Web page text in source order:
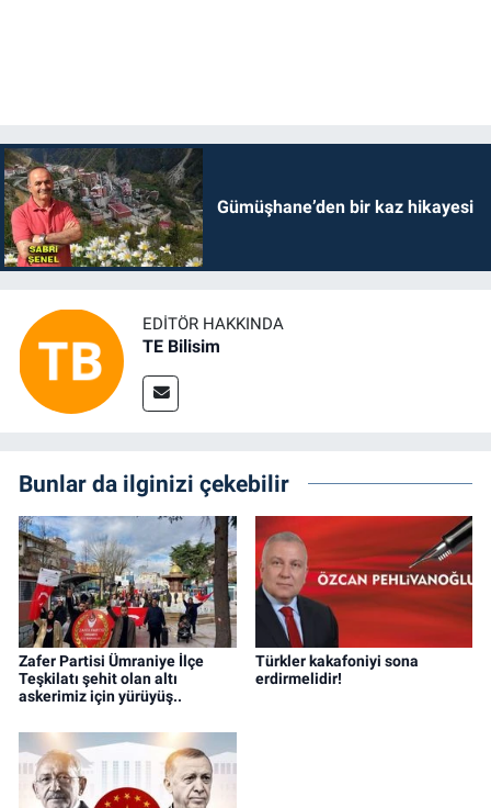
Gümüşhane’den bir kaz hikayesi
EDITÖR HAKKINDA
TE Bilisim
Bunlar da ilginizi çekebilir
Zafer Partisi Ümraniye İlçe
Teşkilatı şehit olan altı
askerimiz için yürüyüş..
Türkler kakafoniyi sona
erdirmelidir!